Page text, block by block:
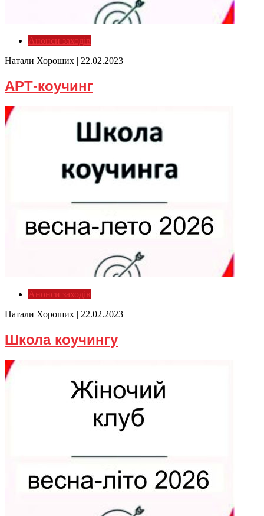
Анонси заходів
Натали Хороших | 22.02.2023
АРТ-коучинг
Анонси заходів
Натали Хороших | 22.02.2023
Школа коучингу